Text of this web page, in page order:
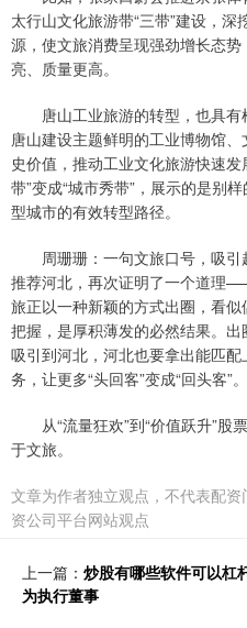
太行山文化旅游带“三带”建设，
源，使文旅消费呈现强劲增长态
亮、质量更高。
唐山工业旅游的转型，也具有
唐山建设主题鲜明的工业博物馆
史价值，推动工业文化旅游快速
带”变成“城市秀带”，展示的是别
型城市的有效转型路径。
周珊珊：一句文旅口号，吸引
推荐河北，再次证明了一个道理
旅正以一种新颖的方式出圈，看
把握，是厚积薄发的必然结果。
吸引到河北，河北也要拿出能匹
务，让更多“头回客”变成“回头客”。
从“流量狂欢”到“价值跃升”股
于文旅。
文章为作者独立观点，不代表配
资公司平台网站观点
上一篇： 炒股有哪些软件可以杠
为执行董事